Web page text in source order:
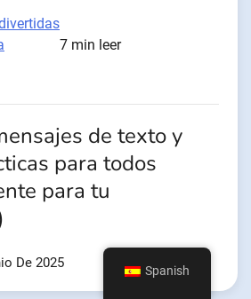
7 min leer
de texto y
para todos
para tu
De 2025
Spanish